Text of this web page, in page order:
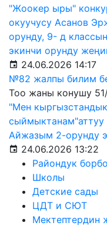
"Жоокер ыры"
окуучусу Асанов
орунду, 9- д
экинчи орунду
24.06.2026 14:17
№82 жалпы билим
Тоо жаны конушу
"Мен
сыймыктанам"аттуу
Айжазым 2-орунду
24.06.2026 13:22
Райондук
Школы
Детские сады
ЦДТ и СЮТ
Мектептердин